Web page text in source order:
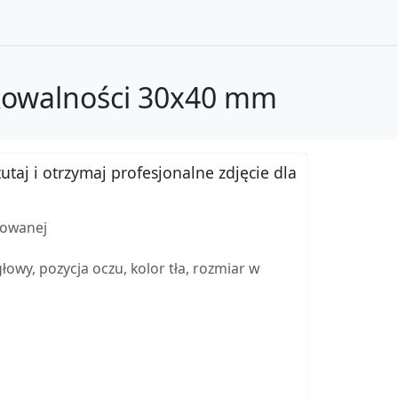
30x40 mm
i otrzymaj profesjonalne zdjęcie dla
pozycja oczu, kolor tła, rozmiar w